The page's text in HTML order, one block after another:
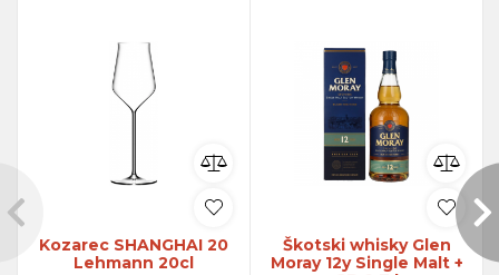
Kozarec SHANGHAI 20
Lehmann 20cl
Škotski whisky Glen
Moray 12y Single Malt +